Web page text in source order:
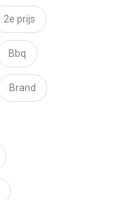
2e prijs
Bbq
Brand